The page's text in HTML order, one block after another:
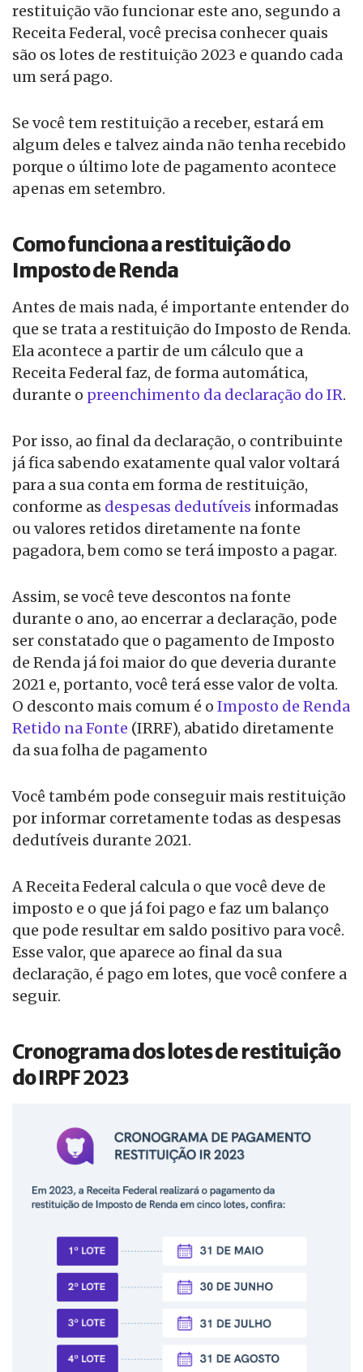
restituição vão funcionar este ano, segundo a
Receita Federal, você precisa conhecer quais
são os lotes de restituição 2023 e quando cada
um será pago.
Se você tem restituição a receber, estará em
algum deles e talvez ainda não tenha recebido
porque o último lote de pagamento acontece
apenas em setembro.
Como funciona a restituição do
Imposto de Renda
Antes de mais nada, é importante entender do
que se trata a restituição do Imposto de Renda.
Ela acontece a partir de um cálculo que a
Receita Federal faz, de forma automática,
durante o preenchimento da declaração do IR.
Por isso, ao final da declaração, o contribuinte
já fica sabendo exatamente qual valor voltará
para a sua conta em forma de restituição,
conforme as despesas dedutíveis informadas
ou valores retidos diretamente na fonte
pagadora, bem como se terá imposto a pagar.
Assim, se você teve descontos na fonte
durante o ano, ao encerrar a declaração, pode
ser constatado que o pagamento de Imposto
de Renda já foi maior do que deveria durante
2021 e, portanto, você terá esse valor de volta.
O desconto mais comum é o Imposto de Renda
Retido na Fonte (IRRF), abatido diretamente
da sua folha de pagamento
Você também pode conseguir mais restituição
por informar corretamente todas as despesas
dedutíveis durante 2021.
A Receita Federal calcula o que você deve de
imposto e o que já foi pago e faz um balanço
que pode resultar em saldo positivo para você.
Esse valor, que aparece ao final da sua
declaração, é pago em lotes, que você confere a
seguir.
Cronograma dos lotes de restituição
do IRPF 2023